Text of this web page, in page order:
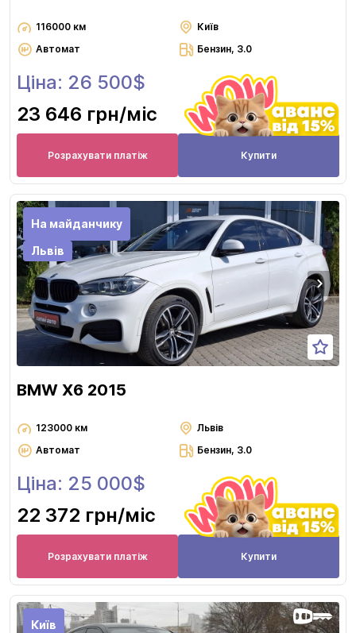
116000 км
Київ
Автомат
Бензин, 3.0
Ціна: 26 500$
23 646 грн/міс
Розрахувати платіж Купити
На майданчику
Львів
BMW X6 2015
123000 км
Львів
Автомат
Бензин, 3.0
Ціна: 25 000$
22 372 грн/міс
Розрахувати платіж Купити
Київ